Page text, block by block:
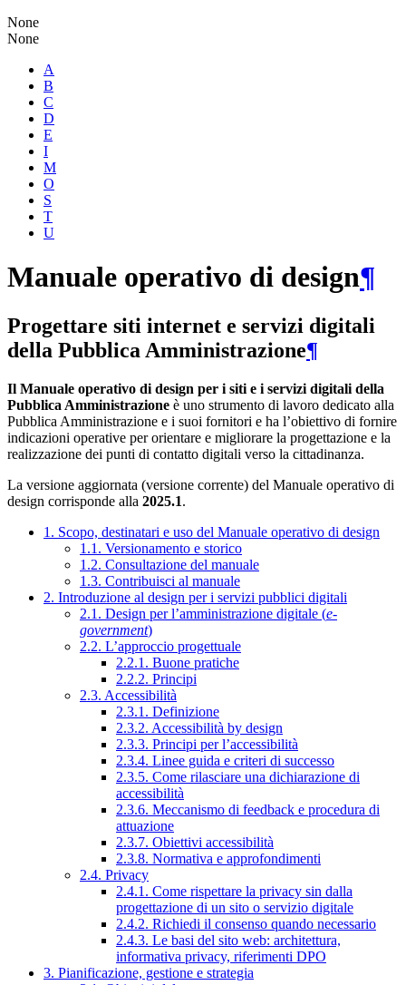
None
None
A
B
C
D
E
I
M
O
S
T
U
Manuale operativo di design¶
Progettare siti internet e servizi digitali
della Pubblica Amministrazione¶
Il Manuale operativo di design per i siti e i servizi digitali della
Pubblica Amministrazione è uno strumento di lavoro dedicato alla
Pubblica Amministrazione e i suoi fornitori e ha l’obiettivo di fornire
indicazioni operative per orientare e migliorare la progettazione e la
realizzazione dei punti di contatto digitali verso la cittadinanza.
La versione aggiornata (versione corrente) del Manuale operativo di
design corrisponde alla 2025.1.
1. Scopo, destinatari e uso del Manuale operativo di design
1.1. Versionamento e storico
1.2. Consultazione del manuale
1.3. Contribuisci al manuale
2. Introduzione al design per i servizi pubblici digitali
2.1. Design per l’amministrazione digitale (e-
government)
2.2. L’approccio progettuale
2.2.1. Buone pratiche
2.2.2. Principi
2.3. Accessibilità
2.3.1. Definizione
2.3.2. Accessibilità by design
2.3.3. Principi per l’accessibilità
2.3.4. Linee guida e criteri di successo
2.3.5. Come rilasciare una dichiarazione di
accessibilità
2.3.6. Meccanismo di feedback e procedura di
attuazione
2.3.7. Obiettivi accessibilità
2.3.8. Normativa e approfondimenti
2.4. Privacy
2.4.1. Come rispettare la privacy sin dalla
progettazione di un sito o servizio digitale
2.4.2. Richiedi il consenso quando necessario
2.4.3. Le basi del sito web: architettura,
informativa privacy, riferimenti DPO
3. Pianificazione, gestione e strategia